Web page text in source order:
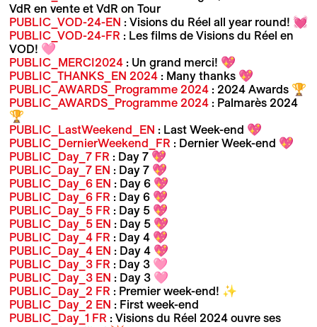
VdR en vente et VdR on Tour
PUBLIC_VOD-24-EN : Visions du Réel all year round! 💓
PUBLIC_VOD-24-FR : Les films de Visions du Réel en
VOD! 🩷
PUBLIC_MERCI2024: Un grand merci! 💖
PUBLIC_THANKS_EN 2024: Many thanks 💖
PUBLIC_AWARDS_Programme 2024: 2024 Awards 🏆
PUBLIC_AWARDS_Programme 2024: Palmarès 2024
🏆
PUBLIC_LastWeekend_EN : Last Week-end 💖
PUBLIC_DernierWeekend_FR : Dernier Week-end 💖
PUBLIC_Day_7 FR : Day 7 💖
PUBLIC_Day_7 EN : Day 7 💖
PUBLIC_Day_6 EN : Day 6 💖
PUBLIC_Day_6 FR : Day 6 💖
PUBLIC_Day_5 FR : Day 5 💖
PUBLIC_Day_5 EN : Day 5 💖
PUBLIC_Day_4 FR : Day 4 💖
PUBLIC_Day_4 EN : Day 4 💖
PUBLIC_Day_3 FR : Day 3 🩷
PUBLIC_Day_3 EN : Day 3 🩷
PUBLIC_Day_2 FR : Premier week-end! ✨
PUBLIC_Day_2 EN : First week-end
PUBLIC_Day_1 FR : Visions du Réel 2024 ouvre ses